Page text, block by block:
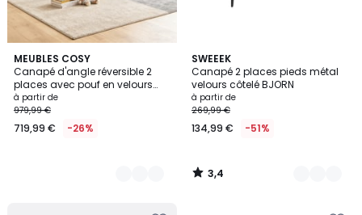
MEUBLES COSY
Canapé d'angle réversible 2
places avec pouf en velours
côtelé, SNOW
à partir de
979,99 €
719,99 € -26%
5
Couleurs
SWEEEK
Canapé 2 places pieds métal
velours côtelé BJORN
à partir de
269,99 €
134,99 € -51%
3,4
/ 5
6
Couleurs
3,4
/